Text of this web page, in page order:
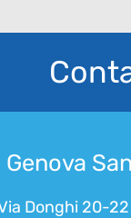
Genova
Donghi 20-